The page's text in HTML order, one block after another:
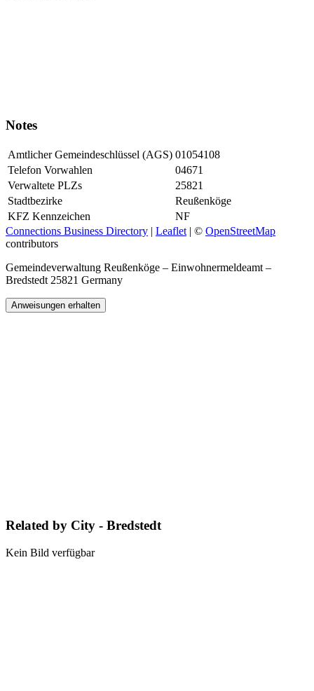
Notes
Amtlicher Gemeindeschlüssel (AGS) 01054108
Telefon Vorwahlen
04671
Verwaltete PLZs
25821
Stadtbezirke
Reußenköge
KFZ Kennzeichen
NF
Connections Business Directory | Leaflet | © OpenStreetMap
contributors
Gemeindeverwaltung Reußenköge – Einwohnermeldeamt –
Bredstedt 25821 Germany
Anweisungen erhalten
Related by City - Bredstedt
Kein Bild verfügbar